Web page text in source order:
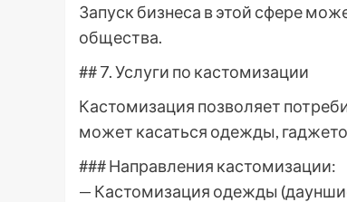
Запуск бизнеса в этой сфере
общества.
## 7. Услуги по кастомизации
Кастомизация позволяет
может касаться одежды,
### Направления кастомизации:
— Кастомизация одежды